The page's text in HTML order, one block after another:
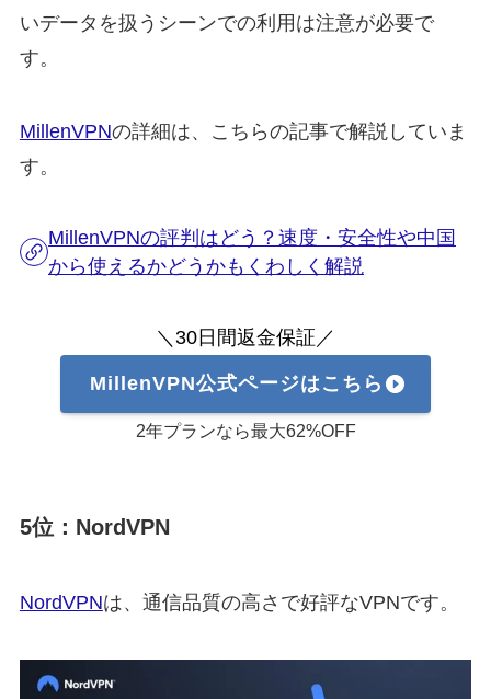
いデータを扱うシーンでの利用は注意が必要で
す。
MillenVPNの詳細は、こちらの記事で解説していま
す。
MillenVPNの評判はどう？速度・安全性や中国
から使えるかどうかもくわしく解説
＼30日間返金保証／
MillenVPN公式ページはこちら
2年プランなら最大62%OFF
5位：NordVPN
NordVPNは、通信品質の高さで好評なVPNです。